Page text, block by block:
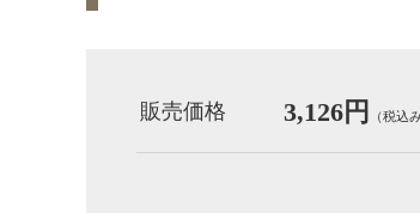
販売価格 3,126円 （税込